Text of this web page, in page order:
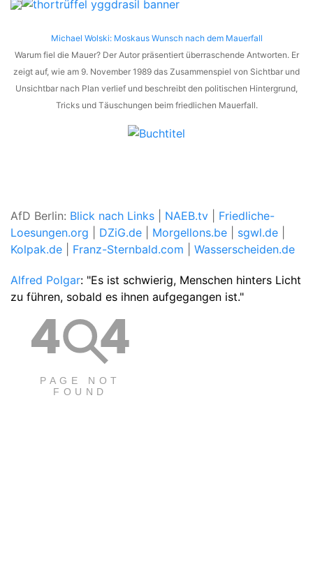
Michael Wolski: Moskaus Wunsch nach dem Mauerfall
Warum fiel die Mauer? Der Autor präsentiert überraschende Antworten. Er
zeigt auf, wie am 9. November 1989 das Zusammenspiel von Sichtbar und
Unsichtbar nach Plan verlief und beschreibt den politischen Hintergrund,
Tricks und Täuschungen beim friedlichen Mauerfall.
AfD Berlin: Blick nach Links NAEB.tv
Friedliche-
Loesungen.org
DZiG.de Morgellons.be sgwl.de
Kolpak.de
Franz-Sternbald.com Wasserscheiden.de
Alfred Polgar: "Es ist schwierig, Menschen hinters Licht
zu führen, sobald es ihnen aufgegangen ist."